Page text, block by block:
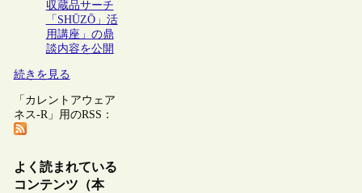
収蔵品サーチ
「SHŪZŌ」活
用講座」の鼎
談内容を公開
続きを見る
「カレントアウェア
ネス-R」用のRSS：
よく読まれている
コンテンツ（本